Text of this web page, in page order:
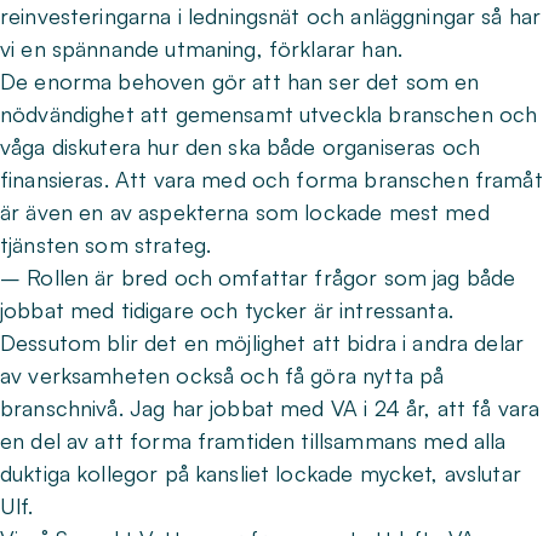
reinvesteringarna i ledningsnät och anläggningar så har
vi en spännande utmaning, förklarar han.
De enorma behoven gör att han ser det som en
nödvändighet att gemensamt utveckla branschen och
våga diskutera hur den ska både organiseras och
finansieras. Att vara med och forma branschen framåt
är även en av aspekterna som lockade mest med
tjänsten som strateg.
– Rollen är bred och omfattar frågor som jag både
jobbat med tidigare och tycker är intressanta.
Dessutom blir det en möjlighet att bidra i andra delar
av verksamheten också och få göra nytta på
branschnivå. Jag har jobbat med VA i 24 år, att få vara
en del av att forma framtiden tillsammans med alla
duktiga kollegor på kansliet lockade mycket, avslutar
Ulf.